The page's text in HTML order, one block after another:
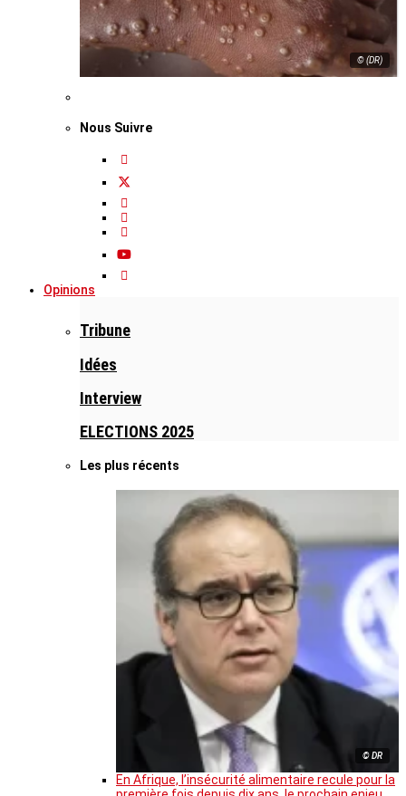
© (DR)
Nous Suivre
Opinions
Tribune
Idées
Interview
ELECTIONS 2025
Les plus récents
© DR
En Afrique, l’insécurité alimentaire recule pour la